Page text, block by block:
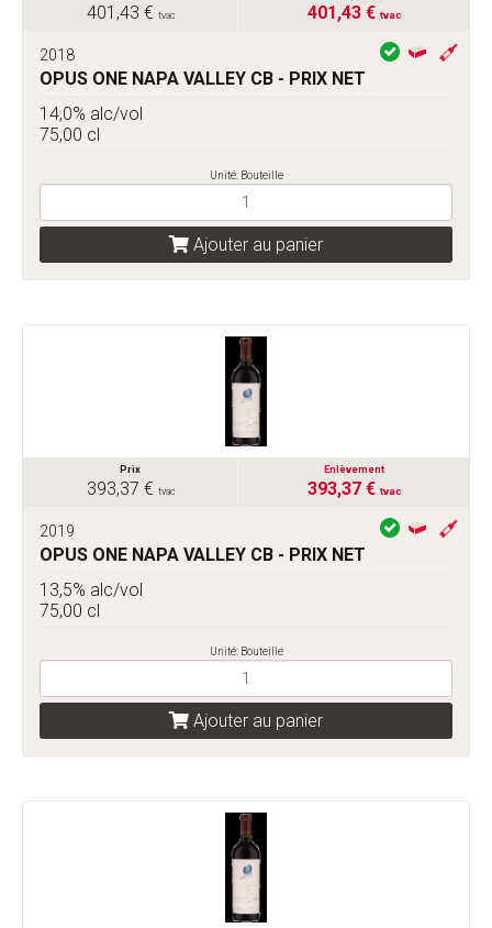
401,43 € tvac 401,43 € tvac
2018
OPUS ONE NAPA VALLEY CB - PRIX NET
14,0% alc/vol
75,00 cl
Unité: Bouteille
Ajouter au panier
Prix
393,37 € tvac
Enlèvement
393,37 € tvac
2019
OPUS ONE NAPA VALLEY CB - PRIX NET
13,5% alc/vol
75,00 cl
Unité: Bouteille
Ajouter au panier